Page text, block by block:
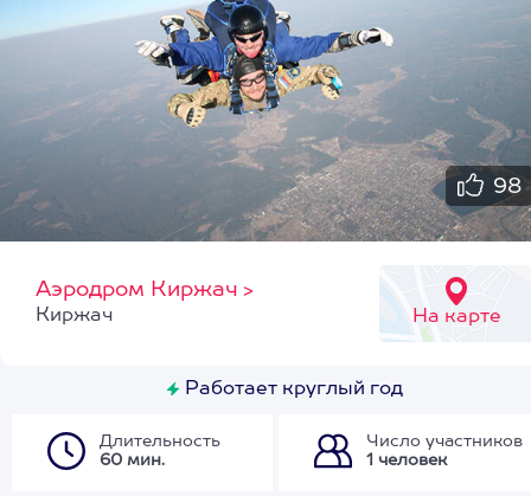
98
Аэродром Киржач >
На карте
Киржач
Работает круглый год
Длительность
60 мин.
Число участников
1 человек